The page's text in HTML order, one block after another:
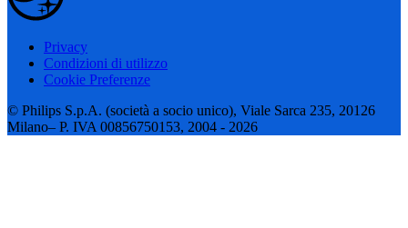
Privacy
Condizioni di utilizzo
Cookie Preferenze
© Philips S.p.A. (società a socio unico), Viale Sarca 235, 20126
Milano– P. IVA 00856750153, 2004 - 2026